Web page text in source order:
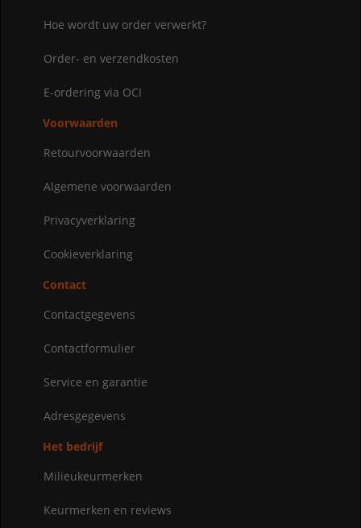
Hoe wordt uw order verwerkt?
Order- en verzendkosten
E-ordering via OCI
Voorwaarden
Retourvoorwaarden
Algemene voorwaarden
Privacyverklaring
Cookieverklaring
Contact
Contactgegevens
Contactformulier
Service en garantie
Adresgegevens
Het bedrijf
Milieukeurmerken
Keurmerken en reviews